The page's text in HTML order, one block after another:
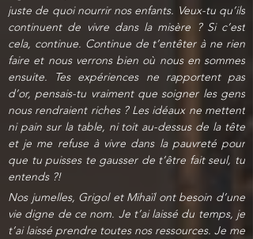
juste de quoi nourrir nos enfants. Veux-tu qu’ils
continuent de vivre dans la misère ? Si c’est
cela, continue. Continue de t’entêter à ne rien
faire et nous verrons bien où nous en sommes
ensuite. Tes expériences ne rapportent pas
d’or, pensais-tu vraiment que soigner les gens
nous rendraient riches ? Les idéaux ne mettent
ni pain sur la table, ni toit au-dessus de la tête
et je me refuse à vivre dans la pauvreté pour
que tu puisses te gausser de t’être fait seul, tu
entends ?!
Nos jumelles, Grigol et Mihaïl ont besoin d’une
vie digne de ce nom. Je t’ai laissé du temps, je
t’ai laissé prendre toutes nos ressources. Je me